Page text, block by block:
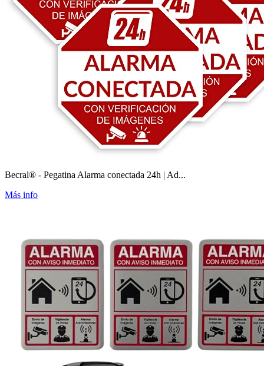
Becral® - Pegatina Alarma conectada 24h | Ad...
Más info